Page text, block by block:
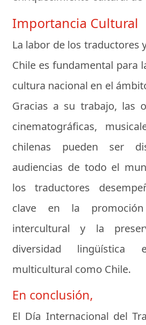
Importancia Cultural
La labor de los traductores
Chile es fundamental para
cultura nacional en el
Gracias a su trabajo, las
cinematográficas,
chilenas pueden ser
audiencias de todo el
los traductores
clave en la
intercultural y la
diversidad
multicultural como Chile.
En conclusión,
El Día Internacional del